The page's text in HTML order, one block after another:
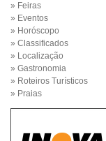
» Feiras
» Eventos
» Horóscopo
» Classificados
» Localização
» Gastronomia
» Roteiros Turísticos
» Praias